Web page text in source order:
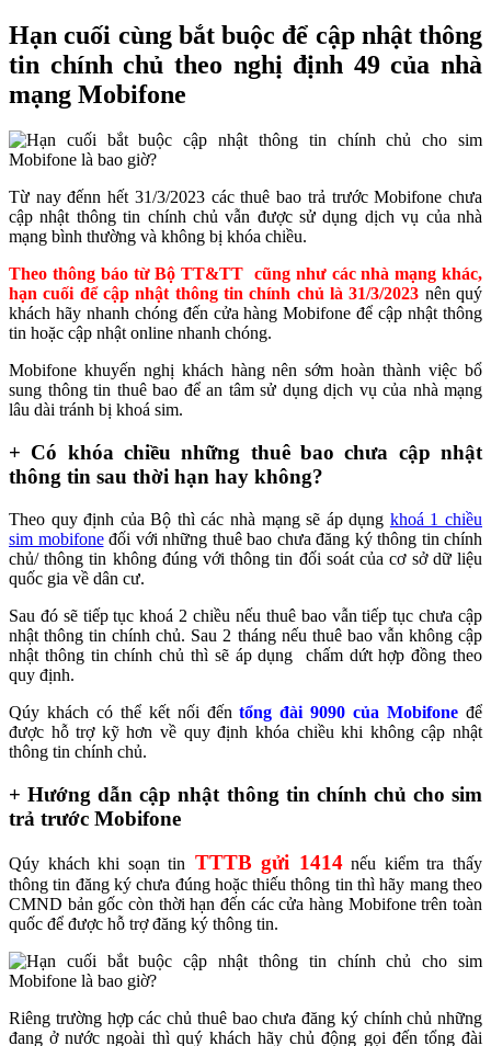
Hạn cuối cùng bắt buộc để cập nhật thông
tin chính chủ theo nghị định 49 của nhà
mạng Mobifone
Từ nay đếnn hết 31/3/2023 các thuê bao trả trước Mobifone chưa
cập nhật thông tin chính chủ vẫn được sử dụng dịch vụ của nhà
mạng bình thường và không bị khóa chiều.
Theo thông báo từ Bộ TT&TT cũng như các nhà mạng khác,
hạn cuối để cập nhật thông tin chính chủ là 31/3/2023 nên quý
khách hãy nhanh chóng đến cửa hàng Mobifone để cập nhật thông
tin hoặc cập nhật online nhanh chóng.
Mobifone khuyến nghị khách hàng nên sớm hoàn thành việc bổ
sung thông tin thuê bao để an tâm sử dụng dịch vụ của nhà mạng
lâu dài tránh bị khoá sim.
+ Có khóa chiều những thuê bao chưa cập nhật
thông tin sau thời hạn hay không?
Theo quy định của Bộ thì các nhà mạng sẽ áp dụng khoá 1 chiều
sim mobifoneđối với những thuê bao chưa đăng ký thông tin chính
chủ/ thông tin không đúng với thông tin đối soát của cơ sở dữ liệu
quốc gia về dân cư.
Sau đó sẽ tiếp tục khoá 2 chiều nếu thuê bao vẫn tiếp tục chưa cập
nhật thông tin chính chủ. Sau 2 tháng nếu thuê bao vẫn không cập
nhật thông tin chính chủ thì sẽ áp dụng chấm dứt hợp đồng theo
quy định.
Qúy khách có thể kết nối đếntổng đài 9090 của Mobifone để
được hỗ trợ kỹ hơn về quy định khóa chiều khi không cập nhật
thông tin chính chủ.
+ Hướng dẫn cập nhật thông tin chính chủ cho sim
trả trước Mobifone
Qúy khách khi soạn tin TTTB gửi 1414nếu kiểm tra thấy
thông tin đăng ký chưa đúng hoặc thiếu thông tin thì hãy mang theo
CMND bản gốc còn thời hạn đến các cửa hàng Mobifone trên toàn
quốc để được hỗ trợ đăng ký thông tin.
Riêng trường hợp các chủ thuê bao chưa đăng ký chính chủ những
đang ở nước ngoài thì quý khách hãy chủ động gọi đến tổng đài